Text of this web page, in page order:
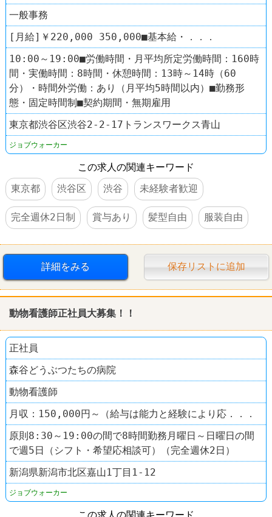
一般事務
[月給]￥220,000 350,000■基本給・．．．
10:00～19:00■労働時間・月平均所定労働時間：160時
間・実働時間：8時間・休憩時間：13時～14時（60
分）・時間外労働：あり（月平均5時間以内）■勤務形
態・固定時間制■契約期間・無期雇用
東京都渋谷区渋谷2-2-17トランスワークス青山
ジョブウォーカー
この求人の関連キーワード
東京都
渋谷区 渋谷 未経験者歓迎
完全週休2日制 賞与あり 髪型自由 服装自由
詳細をみる 保存リストに追加
動物看護師正社員大募集！！
正社員
森谷どうぶつたちの病院
動物看護師
月収：150,000円～（給与は能力と経験により応．．．
原則8:30～19:00の間で8時間勤務月曜日～日曜日の間
で週5日（シフト・希望応相談可）（完全週休2日）
新潟県新潟市北区嘉山1丁目1-12
ジョブウォーカー
この求人の関連キーワード